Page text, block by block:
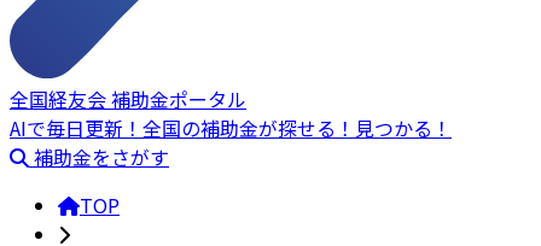
全国経友会 補助金ポータル
AIで毎日更新！全国の補助金が探せる！見つかる！
補助金をさがす
TOP